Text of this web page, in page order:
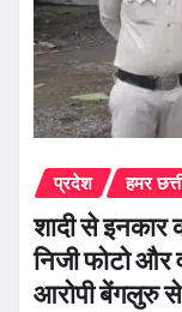
प्रदेश हमर
शादी से इनकार
निजी फोटो और
आरोपी बेंगलुरु से